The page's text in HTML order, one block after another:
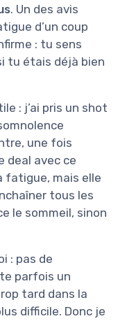
. Un des avis
d’un coup
: tu sens
tu étais déjà bien
: j’ai pris un shot
une fois
deal avec ce
fatigue, mais elle
tous les
le sommeil, sinon
: pas de
parfois un
tard dans la
difficile. Donc je